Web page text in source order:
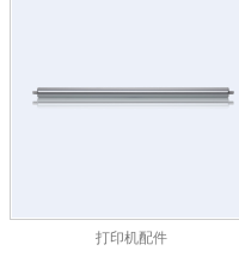
打印机配件